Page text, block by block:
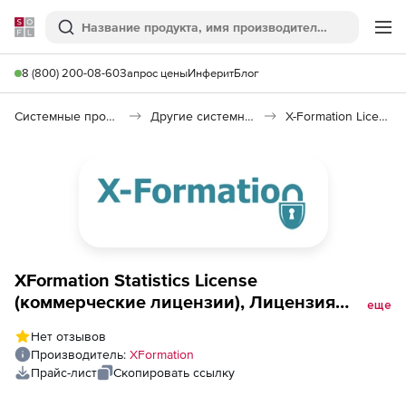
Softline
Поиск
8 (800) 200-08-60Запрос ценыИнферитБлог
Системные программы Другие системные утилиты X-Formation License Statistics
XFormation Statistics License
(коммерческие лицензии), Лицензия
еще
Нет отзывов
Производитель: XFormation
Прайс-лист
Скопировать ссылку